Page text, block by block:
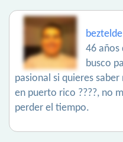
beztelde
46 años
busco
pasional si quieres
en puerto rico ????, no
perder el tiempo.